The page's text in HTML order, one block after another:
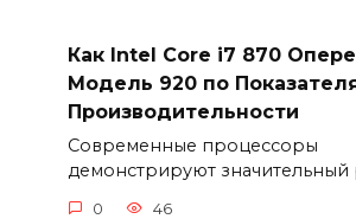
Как Intel Core i7 870
Модель 920 по
Производительности
Современные процессоры
демонстрируют значительный
0 46